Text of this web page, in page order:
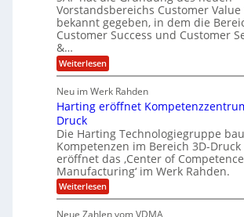
a
H
u
b
e
ä
l
t
6
5
M
i
V
P
S
l
e
s
E
g
i
n
e
e
r
m
S
t
e
l
a
r
i
n
V
r
s
i
o
n
3
.
2
O
n
e
G
o
u
p
ü
b
e
n
i
m
m
t
A
p
s
Vorstandsbereichs Customer Value
bekannt gegeben, in dem die
Customer Success und Customer
&…
Weiterlesen:
T
o
m
S
a
u
e
r
e
Neu im Werk Rahden
Harting eröffnet
Druck
Die Harting Technologiegruppe
Kompetenzen im Bereich 3D-
eröffnet das ‚Center of
Manufacturing‘ im Werk Rahden.
Weiterlesen:
H